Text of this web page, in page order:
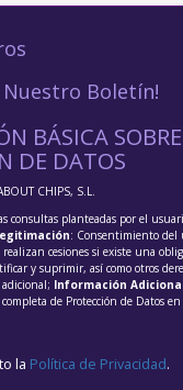
Nuestro Boletín!
BÁSICA SOBRE
DE DATOS
CHIPS, S.L.
consultas planteadas por el
: Consentimiento del
realizan cesiones si existe una
y suprimir, así como otros
Información
de Protección de Datos
la Política de Privacidad.